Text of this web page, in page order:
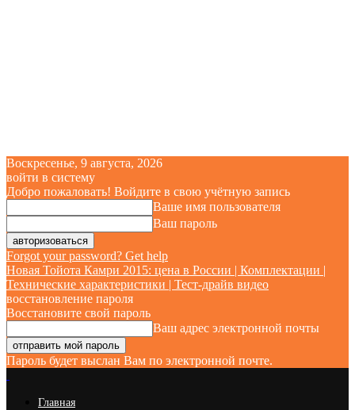
Воскресенье, 9 августа, 2026
войти в систему
Добро пожаловать! Войдите в свою учётную запись
Ваше имя пользователя
Ваш пароль
Forgot your password? Get help
Новая Тойота Камри 2015: цена в России | Комплектации |
Технические характеристики | Тест-драйв видео
восстановление пароля
Восстановите свой пароль
Ваш адрес электронной почты
Пароль будет выслан Вам по электронной почте.
Главная